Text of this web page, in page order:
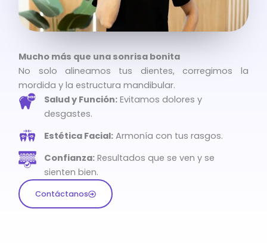
Mucho más que una sonrisa bonita
No solo alineamos tus dientes, corregimos la
mordida y la estructura mandibular.
Salud y Función:Evitamos dolores y
desgastes.
Estética Facial:Armonía con tus rasgos.
Confianza:Resultados que se ven y se
sienten bien.
Contáctanos